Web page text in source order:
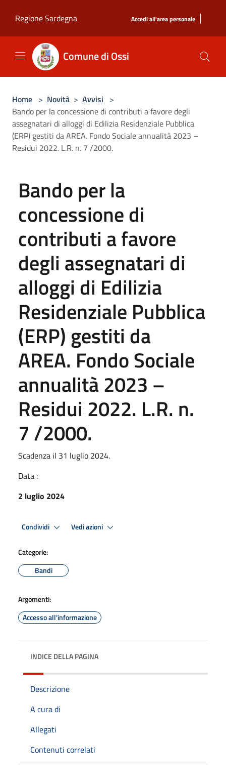
Regione Sardegna
Accedi all'area personale |
Comune di Ossi
Home > Novità > Avvisi >
Bando per la concessione di contributi a favore degli
assegnatari di alloggi di Edilizia Residenziale Pubblica
(ERP) gestiti da AREA. Fondo Sociale annualità 2023 –
Residui 2022. L.R. n. 7 /2000.
Bando per la
concessione di
contributi a favore
degli assegnatari di
alloggi di Edilizia
Residenziale Pubblica
(ERP) gestiti da
AREA. Fondo Sociale
annualità 2023 –
Residui 2022. L.R. n.
7 /2000.
Scadenza il 31 luglio 2024.
Data :
2 luglio 2024
Condividi Vedi azioni
Categorie:
Bandi
Argomenti:
Accesso all'informazione
INDICE DELLA PAGINA
Descrizione
A cura di
Allegati
Contenuti correlati